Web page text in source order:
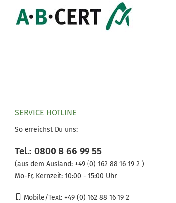
SERVICE HOTLINE
So erreichst Du uns:
Tel.: 0800 8 66 99 55
(aus dem Ausland: +49 (0) 162 88 16 19 2 )
Mo-Fr, Kernzeit: 10:00 - 15:00 Uhr
Mobile/Text: +49 (0) 162 88 16 19 2